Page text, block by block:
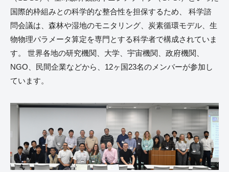
国際的枠組みとの科学的な整合性を担保するため、 科学諮
問会議は、森林や湿地のモニタリング、炭素循環モデル、生
物物理パラメータ算定を専門とする科学者で構成されていま
す。 世界各地の研究機関、大学、宇宙機関、政府機関、
NGO、民間企業などから、12ヶ国23名のメンバーが参加し
ています。